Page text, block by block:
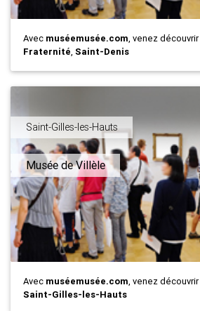
Avec muséemusée.com, venez découvrir
Fraternité, Saint-Denis
Saint-Gilles-les-Hauts
Musée de Villèle
Avec muséemusée.com, venez découvrir
Saint-Gilles-les-Hauts